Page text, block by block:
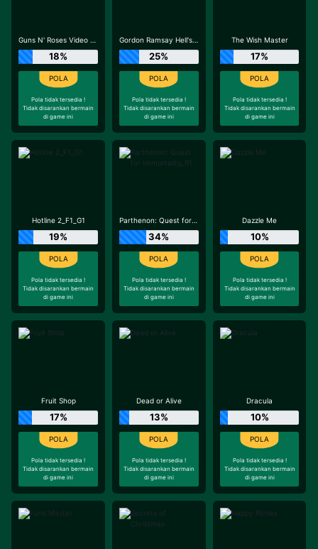
Guns N' Roses Video Slots
18%
Pola tidak tersedia !
Tidak disarankan bermain
di game ini
Gordon Ramsay Hell's Kitchen_R3
25%
Pola tidak tersedia !
Tidak disarankan bermain
di game ini
The Wish Master
17%
Pola tidak tersedia !
Tidak disarankan bermain
di game ini
Hotline 2_F1_G1
19%
Pola tidak tersedia !
Tidak disarankan bermain
di game ini
Parthenon: Quest for Immortality_R1
34%
Pola tidak tersedia !
Tidak disarankan bermain
di game ini
Dazzle Me
10%
Pola tidak tersedia !
Tidak disarankan bermain
di game ini
Fruit Shop
17%
Pola tidak tersedia !
Tidak disarankan bermain
di game ini
Dead or Alive
13%
Pola tidak tersedia !
Tidak disarankan bermain
di game ini
Dracula
10%
Pola tidak tersedia !
Tidak disarankan bermain
di game ini